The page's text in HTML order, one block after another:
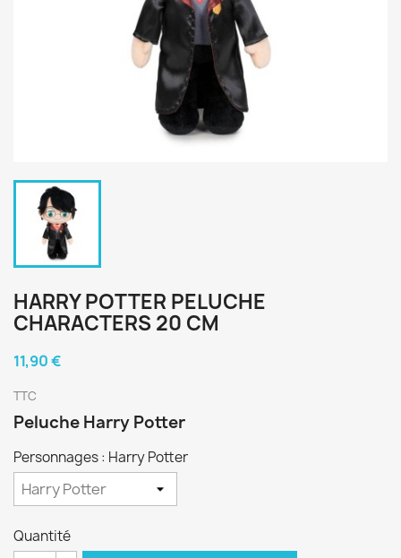
HARRY POTTER PELUCHE
CHARACTERS 20 CM
11,90 €
TTC
Peluche Harry Potter
Personnages : Harry Potter
Quantité